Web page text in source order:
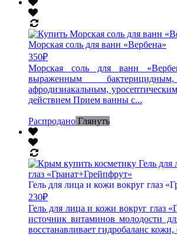
Морская соль для ванн «Вербена»
350₽
Морская соль для ванн
выраженным
афродизиакальным,
действием Прием ванны с...
Распродано Глянуть
Гель для лица и кожи вокруг глаз
230₽
Гель для лица и кожи вокруг глаз
источник витаминов молодости
восстанавливает гидробаланс кожи,